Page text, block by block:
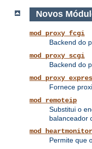
Novos
mod_proxy_fcgi
Backend do
mod_proxy_scgi
Backend do
Fornece
mod_remoteip
Substitui o
balanceador
mod_heartmonitor
Permite que